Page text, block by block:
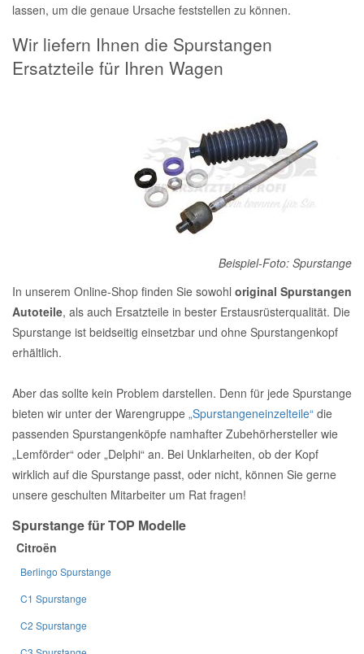
lassen, um die genaue Ursache feststellen zu können.
Wir liefern Ihnen die Spurstangen
Ersatzteile für Ihren Wagen
Beispiel-Foto: Spurstange
In unserem Online-Shop finden Sie sowohl original Spurstangen
Autoteile, als auch Ersatzteile in bester Erstausrüsterqualität. Die
Spurstange ist beidseitig einsetzbar und ohne Spurstangenkopf
erhältlich.
Aber das sollte kein Problem darstellen. Denn für jede Spurstange
bieten wir unter der Warengruppe „Spurstangeneinzelteile“ die
passenden Spurstangenköpfe namhafter Zubehörhersteller wie
„Lemförder“ oder „Delphi“ an. Bei Unklarheiten, ob der Kopf
wirklich auf die Spurstange passt, oder nicht, können Sie gerne
unsere geschulten Mitarbeiter um Rat fragen!
Spurstange für TOP Modelle
Citroën
Berlingo Spurstange
C1 Spurstange
C2 Spurstange